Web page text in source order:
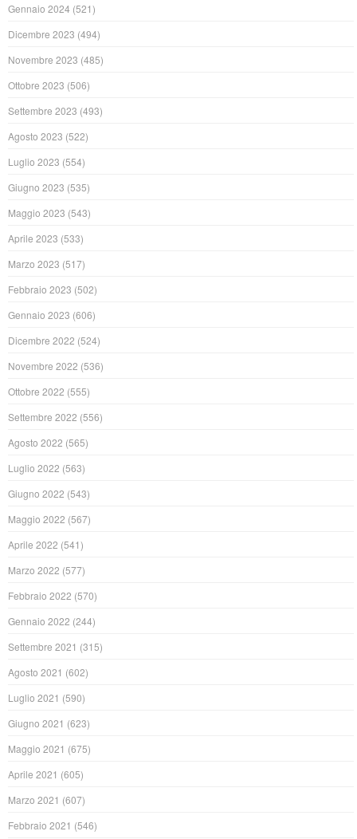
Gennaio 2024 (521)
Dicembre 2023 (494)
Novembre 2023 (485)
Ottobre 2023 (506)
Settembre 2023 (493)
Agosto 2023 (522)
Luglio 2023 (554)
Giugno 2023 (535)
Maggio 2023 (543)
Aprile 2023 (533)
Marzo 2023 (517)
Febbraio 2023 (502)
Gennaio 2023 (606)
Dicembre 2022 (524)
Novembre 2022 (536)
Ottobre 2022 (555)
Settembre 2022 (556)
Agosto 2022 (565)
Luglio 2022 (563)
Giugno 2022 (543)
Maggio 2022 (567)
Aprile 2022 (541)
Marzo 2022 (577)
Febbraio 2022 (570)
Gennaio 2022 (244)
Settembre 2021 (315)
Agosto 2021 (602)
Luglio 2021 (590)
Giugno 2021 (623)
Maggio 2021 (675)
Aprile 2021 (605)
Marzo 2021 (607)
Febbraio 2021 (546)